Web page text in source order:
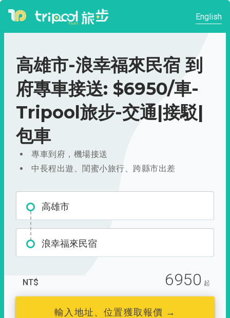
English
高雄市-浪幸福來民宿 到
府專車接送: $6950/車-
Tripool旅步-交通|接駁|
包車
專車到府，機場接送
中長程出遊、閨蜜小旅行、跨縣市出差
高雄市
浪幸福來民宿
NT$ 6950 起
輸入地址、位置獲取報價 →